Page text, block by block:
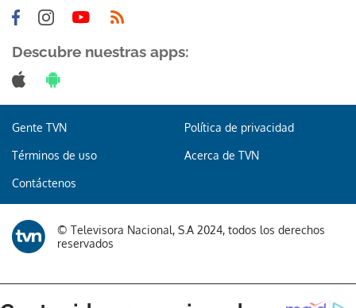
Descubre nuestras apps:
Gente TVN Política de privacidad
Términos de uso Acerca de TVN
Contáctenos
© Televisora Nacional, S.A 2024, todos los derechos
reservados